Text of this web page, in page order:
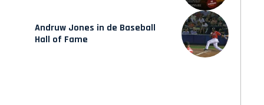
Andruw Jones in de Baseball
Hall of Fame